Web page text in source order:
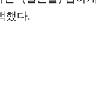
했다.